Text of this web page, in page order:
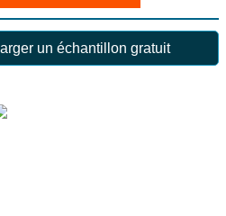
un échantillon gratuit